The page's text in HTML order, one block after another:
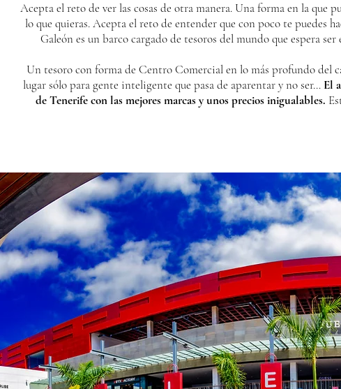
Acepta el reto de ver las cosas de otra manera. Una forma en la que
lo que quieras. Acepta el reto de entender que con poco te puedes
Galeón es un barco cargado de tesoros del mundo que espera
Un tesoro con forma de Centro Comercial en lo más profundo del
lugar sólo para gente inteligente que pasa de aparentar y no ser… El
de Tenerife con las mejores marcas y unos precios inigualables.